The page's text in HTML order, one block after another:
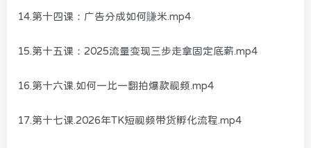
14.第十四课：广告分成如何賺米.mp4
15.第十五课：2025流量变现三步走拿固定底薪.mp4
16.第十六课.如何一比一翻拍爆款视频.mp4
17.第十七课.2026年TK短视频带货孵化流程.mp4